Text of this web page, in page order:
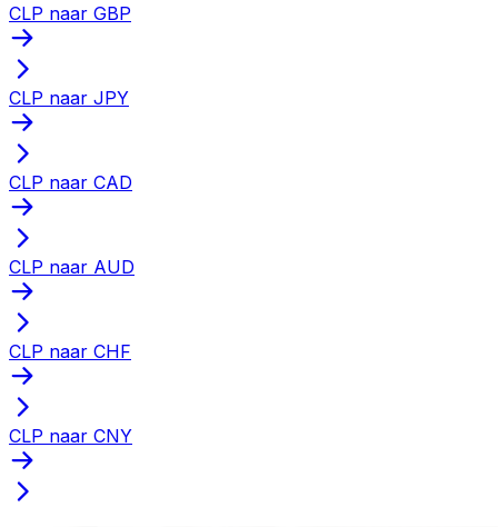
CLP naar GBP
CLP naar JPY
CLP naar CAD
CLP naar AUD
CLP naar CHF
CLP naar CNY